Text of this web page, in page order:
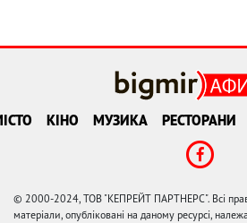
КІНО МУЗИКА РЕСТОРАНИ
© 2000-2024, ТОВ "КЕПРЕЙТ ПАРТНЕРС". Всі
матеріали, опубліковані на даному ресурсі,